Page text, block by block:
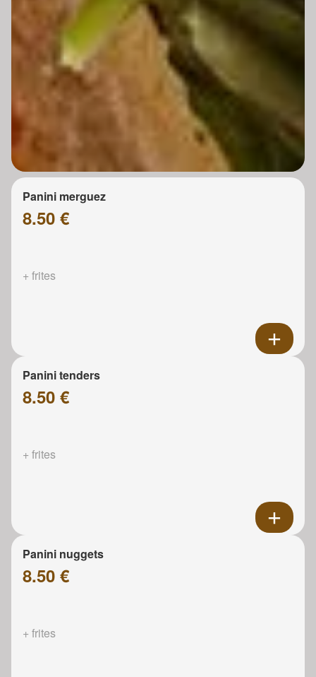
Panini merguez
8.50 €
+ frites
Panini tenders
8.50 €
+ frites
Panini nuggets
8.50 €
+ frites